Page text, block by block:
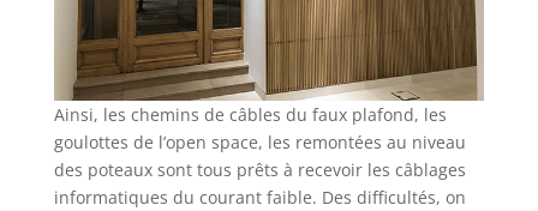
Ainsi, les chemins de câbles du faux plafond, les
goulottes de l’open space, les remontées au niveau
des poteaux sont tous prêts à recevoir les câblages
informatiques du courant faible. Des difficultés, on